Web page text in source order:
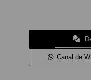
Canal de